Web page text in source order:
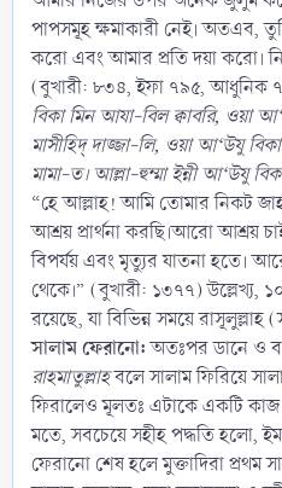
পাপসমূহ ক্ষমাকারী নেই। অতএব,
করো এবং আমার প্রতি দয়া করো।
(বুখারী: ৮৩৪, ইফা ৭৯৫, আধুনিক
বিকা মিন আযা-বিল ক্বাবরি, ওয়া
মাসীহিদ্ দাজ্জা-লি, ওয়া আ‘উযু
মামা-ত। আল্লা-হুম্মা ইন্নী আ‘উযু
“হে আল্লাহ! আমি তোমার নিকট
আশ্রয় প্রার্থনা করছি।আরো আশ্রয়
বিপর্যয় এবং মৃত্যুর যাতনা হতে।
থেকে।” (বুখারী: ১৩৭৭) উল্লেখ্য,
রয়েছে, যা বিভিন্ন সময়ে
সালাম ফেরানো:অতঃপর ডানে ও
রাহমাতুল্লাহবলে সালাম ফিরিয়ে
ফিরালেও মূলতঃ এটাকে একটি
মতে, সবচেয়ে সহীহ পদ্ধতি হলো,
ফেরানো শেষ হলে মুক্তাদিরা প্রথম